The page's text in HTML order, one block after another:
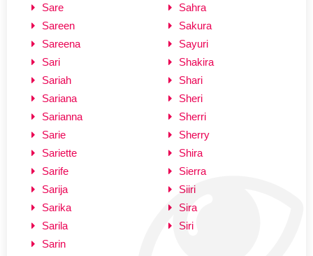
Sare
Sareen
Sareena
Sari
Sariah
Sariana
Sarianna
Sarie
Sariette
Sarife
Sarija
Sarika
Sarila
Sarin
Sahra
Sakura
Sayuri
Shakira
Shari
Sheri
Sherri
Sherry
Shira
Sierra
Siiri
Sira
Siri